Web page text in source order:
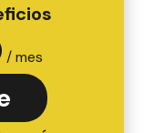
/ mes